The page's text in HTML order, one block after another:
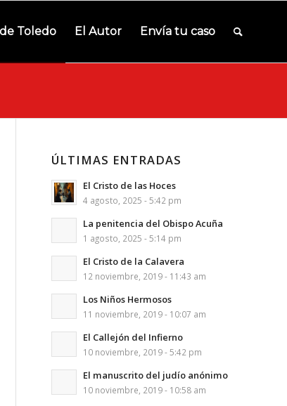
Toledo El Autor Envía tu caso
ÚLTIMAS ENTRADAS
El Cristo de las Hoces
4 agosto, 2025 - 5:42 pm
La penitencia del Obispo Acuña
1 agosto, 2025 - 5:14 pm
El Cristo de la Calavera
12 noviembre, 2019 - 11:43 am
Los Niños Hermosos
11 noviembre, 2019 - 10:07 am
El Callejón del Infierno
10 noviembre, 2019 - 5:42 pm
El manuscrito del judío anónimo
10 noviembre, 2019 - 10:58 am